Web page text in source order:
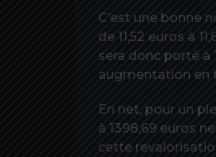
C’est une bonne
de 11,52 euros à
sera donc porté à
augmentation en
En net, pour un
à 1398,69 euros
cette